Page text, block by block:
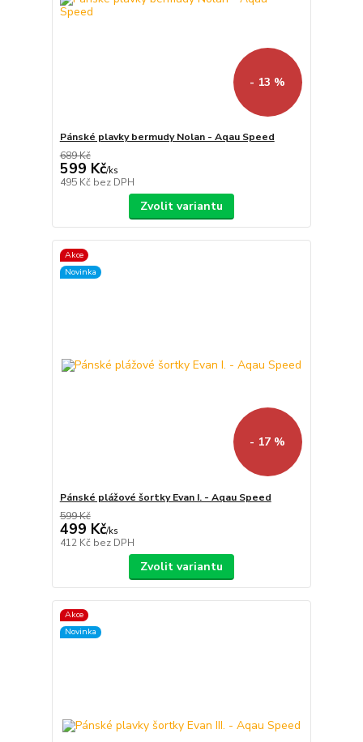
- 13 %
Pánské plavky bermudy Nolan - Aqau Speed
689 Kč
599 Kč/ks
495 Kč bez DPH
Zvolit variantu
Akce
Novinka
- 17 %
Pánské plážové šortky Evan I. - Aqau Speed
599 Kč
499 Kč/ks
412 Kč bez DPH
Zvolit variantu
Akce
Novinka